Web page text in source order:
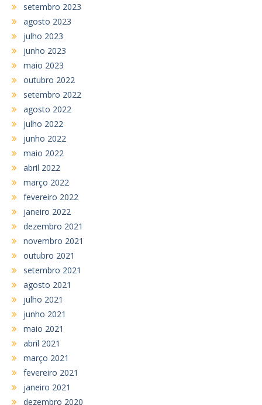
setembro 2023
agosto 2023
julho 2023
junho 2023
maio 2023
outubro 2022
setembro 2022
agosto 2022
julho 2022
junho 2022
maio 2022
abril 2022
março 2022
fevereiro 2022
janeiro 2022
dezembro 2021
novembro 2021
outubro 2021
setembro 2021
agosto 2021
julho 2021
junho 2021
maio 2021
abril 2021
março 2021
fevereiro 2021
janeiro 2021
dezembro 2020